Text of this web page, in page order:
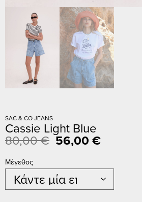
SAC & CO JEANS
Cassie Light Blue
80,00€ 56,00€
Μέγεθος